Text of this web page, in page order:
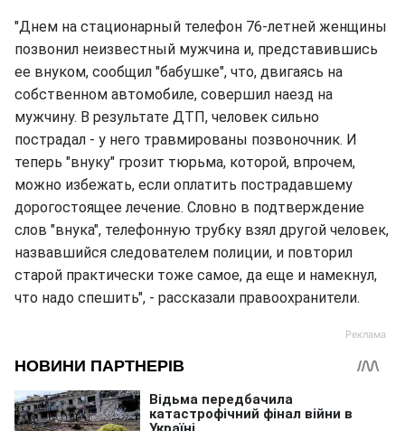
"Днем на стационарный телефон 76-летней женщины
позвонил неизвестный мужчина и, представившись
ее внуком, сообщил "бабушке", что, двигаясь на
собственном автомобиле, совершил наезд на
мужчину. В результате ДТП, человек сильно
пострадал - у него травмированы позвоночник. И
теперь "внуку" грозит тюрьма, которой, впрочем,
можно избежать, если оплатить пострадавшему
дорогостоящее лечение. Словно в подтверждение
слов "внука", телефонную трубку взял другой человек,
назвавшийся следователем полиции, и повторил
старой практически тоже самое, да еще и намекнул,
что надо спешить", - рассказали правоохранители.